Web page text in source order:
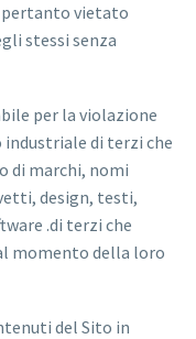
pertanto vietato
stessi senza
per la violazione
di terzi che
di marchi, nomi
design, testi,
.di terzi che
momento della loro
del Sito in